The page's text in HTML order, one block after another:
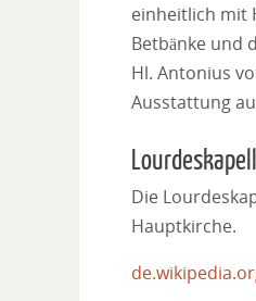
einheitlich mit
Betbänke und
Hl. Antonius
Ausstattung
Die
Hauptkirche.